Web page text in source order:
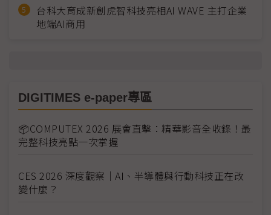
台科大育成新創虎智科技亮相AI WAVE 主打企業
地端AI商用
DIGITIMES e-paper專區
📦COMPUTEX 2026 展會直擊：精華影音全收錄！最
完整科技亮點一次掌握
CES 2026 深度觀察｜AI、半導體與行動科技正在改
變什麼？